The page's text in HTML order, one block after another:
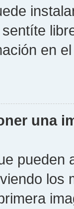
en
una
pueden
los